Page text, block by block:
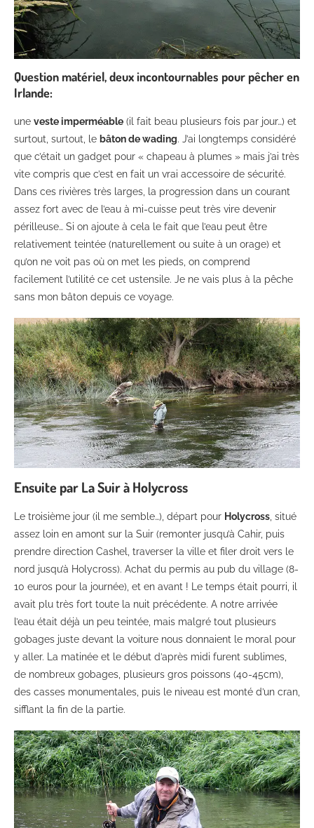
Question matériel, deux incontournables pour pêcher en
Irlande:
une veste imperméable (il fait beau plusieurs fois par jour…) et
surtout, surtout, le bâton de wading. J’ai longtemps considéré
que c’était un gadget pour « chapeau à plumes » mais j’ai très
vite compris que c’est en fait un vrai accessoire de sécurité.
Dans ces rivières très larges, la progression dans un courant
assez fort avec de l’eau à mi-cuisse peut très vire devenir
périlleuse… Si on ajoute à cela le fait que l’eau peut être
relativement teintée (naturellement ou suite à un orage) et
qu’on ne voit pas où on met les pieds, on comprend
facilement l’utilité ce cet ustensile. Je ne vais plus à la pêche
sans mon bâton depuis ce voyage.
Ensuite par La Suir à Holycross
Le troisième jour (il me semble…), départ pour Holycross , situé
assez loin en amont sur la Suir (remonter jusqu’à Cahir, puis
prendre direction Cashel, traverser la ville et filer droit vers le
nord jusqu’à Holycross). Achat du permis au pub du village (8-
10 euros pour la journée), et en avant ! Le temps était pourri, il
avait plu très fort toute la nuit précédente. A notre arrivée
l’eau était déjà un peu teintée, mais malgré tout plusieurs
gobages juste devant la voiture nous donnaient le moral pour
y aller. La matinée et le début d’après midi furent sublimes,
de nombreux gobages, plusieurs gros poissons (40-45cm),
des casses monumentales, puis le niveau est monté d’un cran,
sifflant la fin de la partie.